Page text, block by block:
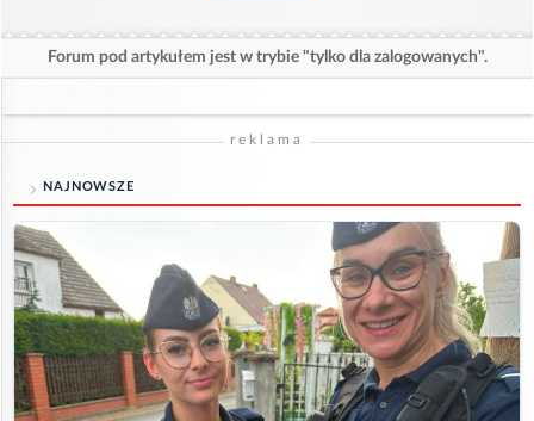
Forum pod artykułem jest w trybie "tylko dla zalogowanych".
reklama
NAJNOWSZE